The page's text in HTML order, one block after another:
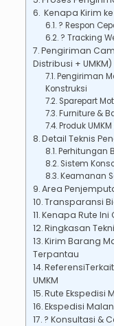
Kenapa Kirim
? Respon
? Tracking
Pengiriman
Distribusi + UMKM)
Pengiriman
Konstruksi
Sparepart
Furniture &
Produk
Detail Teknis
Perhitungan
Sistem
Keamanan
Area
Transparansi
Kenapa Rute
Ringkasan
Kirim Barang
Terpantau
UMKM
Rute Ekspedisi
Ekspedisi
? Konsultasi &